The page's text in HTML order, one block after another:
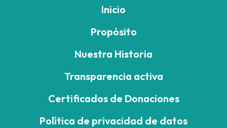
Inicio
Propósito
Nuestra Historia
Transparencia activa
Certificados de Donaciones
Política de privacidad de datos